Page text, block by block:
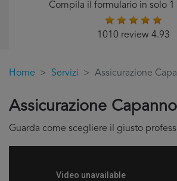
Compila il formulario in solo
1010 review 4.93
Home Servizi Assicurazione
Assicurazione
Guarda come scegliere il giusto